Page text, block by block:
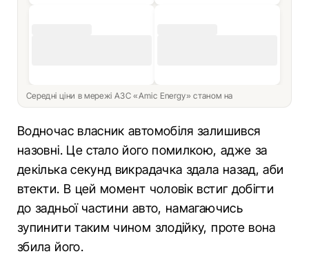
Середні ціни в мережі АЗС «Amic Energy» станом на
Водночас власник автомобіля залишився
назовні. Це стало його помилкою, адже за
декілька секунд викрадачка здала назад, аби
втекти. В цей момент чоловік встиг добігти
до задньої частини авто, намагаючись
зупинити таким чином злодійку, проте вона
збила його.